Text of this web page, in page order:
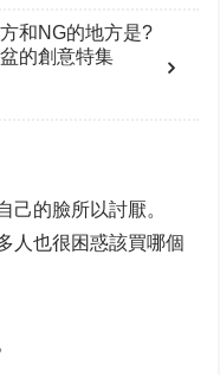
和NG的地方是?
的創意特集
己的臉所以討厭。
人也很困惑該買哪個